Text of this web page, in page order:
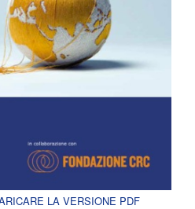
LA VERSIONE PDF